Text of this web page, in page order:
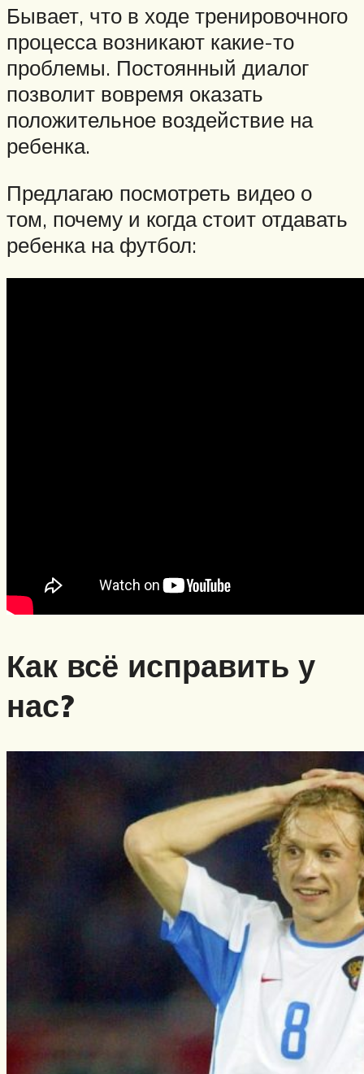
Бывает, что в ходе тренировочного
процесса возникают какие-то
проблемы. Постоянный диалог
позволит вовремя оказать
положительное воздействие на
ребенка.
Предлагаю посмотреть видео о
том, почему и когда стоит отдавать
ребенка на футбол:
Как всё исправить у
нас?